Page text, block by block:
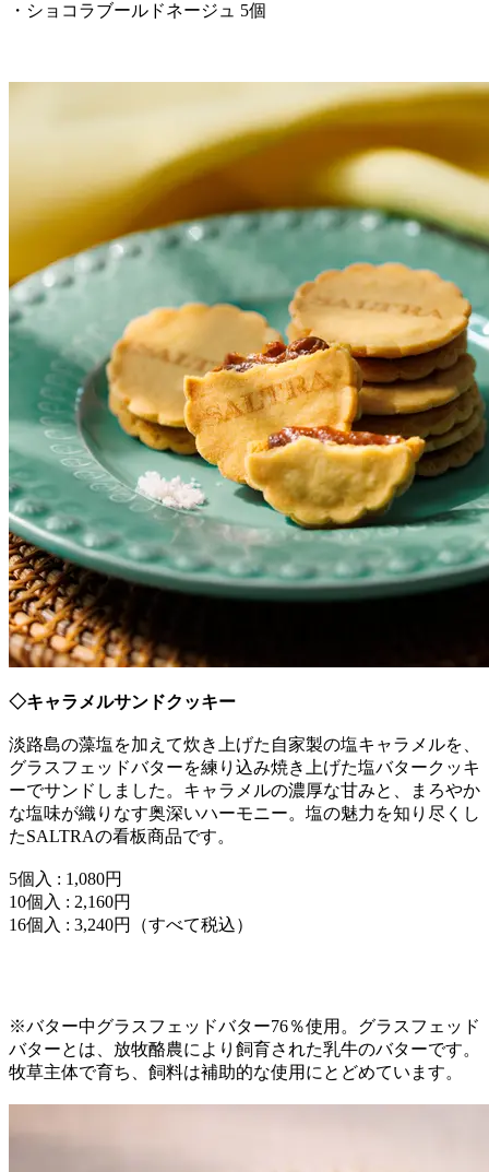
・ショコラブールドネージュ 5個
◇キャラメルサンドクッキー
淡路島の藻塩を加えて炊き上げた自家製の塩キャラメルを、
グラスフェッドバターを練り込み焼き上げた塩バタークッキ
ーでサンドしました。キャラメルの濃厚な甘みと、まろやか
な塩味が織りなす奥深いハーモニー。塩の魅力を知り尽くし
たSALTRAの看板商品です。
5個入 : 1,080円
10個入 : 2,160円
16個入 : 3,240円（すべて税込）
※バター中グラスフェッドバター76％使用。グラスフェッド
バターとは、放牧酪農により飼育された乳牛のバターです。
牧草主体で育ち、飼料は補助的な使用にとどめています。